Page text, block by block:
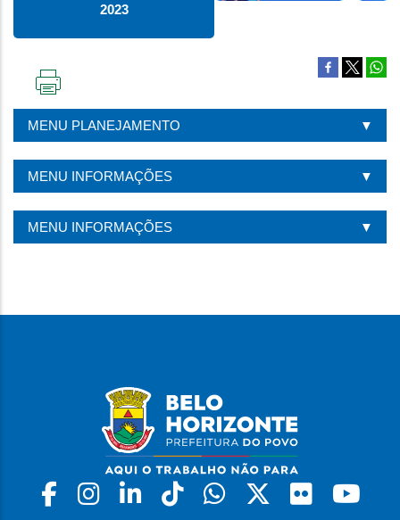
2023
PÁGINA
MENU PLANEJAMENTO
MENU INFORMAÇÕES
MENU INFORMAÇÕES
Facebook
Instagram
LinkedinTiktokWhatsapp
X Flickr